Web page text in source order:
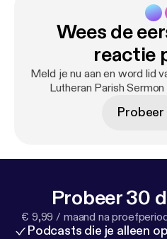
Wees de
reactie
Meld je nu aan en word lid
Lutheran Parish
Probeer 30
€ 9,99 / maand na
Podcasts die je alleen